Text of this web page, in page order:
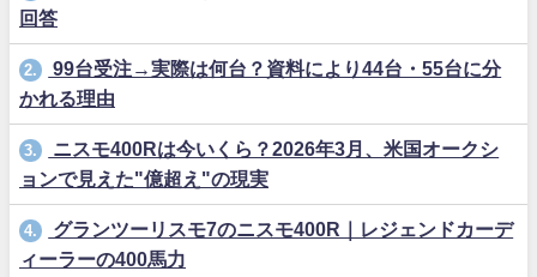
回答
2.
99台受注→実際は何台？資料により44台・55台に分
かれる理由
3.
ニスモ400Rは今いくら？2026年3月、米国オークシ
ョンで見えた"億超え"の現実
4.
グランツーリスモ7のニスモ400R｜レジェンドカーデ
ィーラーの400馬力